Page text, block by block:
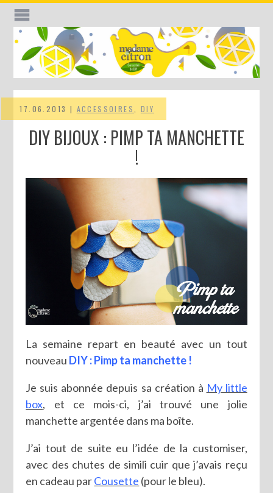
17.06.2013 | ACCESSOIRES DIY
DIY BIJOUX : PIMP TA MANCHETTE
!
La semaine repart en beauté avec un tout
nouveau DIY : Pimp ta manchette !
Je suis abonnée depuis sa création à My little
box, et ce mois-ci, j’ai trouvé une jolie
manchette argentée dans ma boîte.
J’ai tout de suite eu l’idée de la customiser,
avec des chutes de simili cuir que j’avais reçu
en cadeau parCousette (pour le bleu).